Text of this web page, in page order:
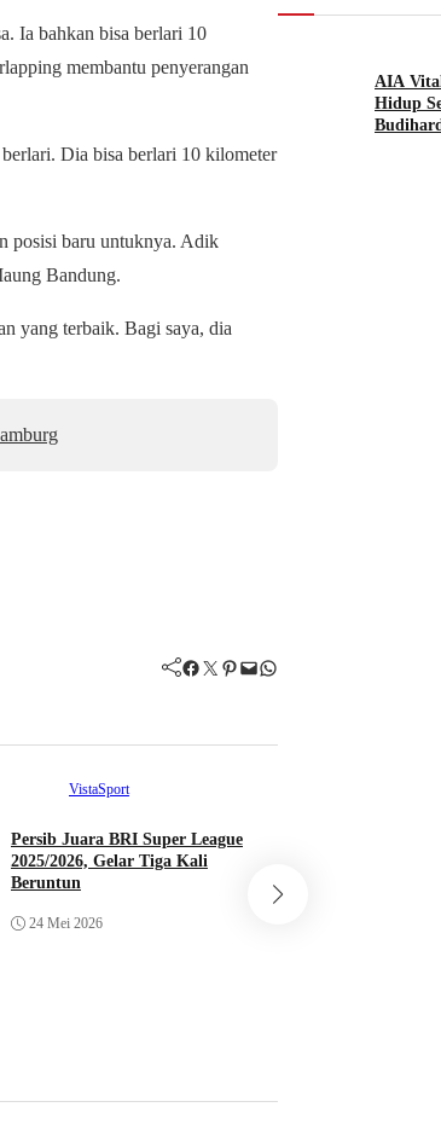
Ia bahkan bisa berlari 10
membantu penyerangan
Dia bisa berlari 10 kilometer
posisi baru untuknya. Adik
Bandung.
yang terbaik. Bagi saya, dia
Facebook Twitter Pinterest Mail WhatsApp
VistaSport
Persib Juara BRI Super League
2025/2026, Gelar Tiga Kali
Beruntun
24 Mei 2026
AIA
Hidup